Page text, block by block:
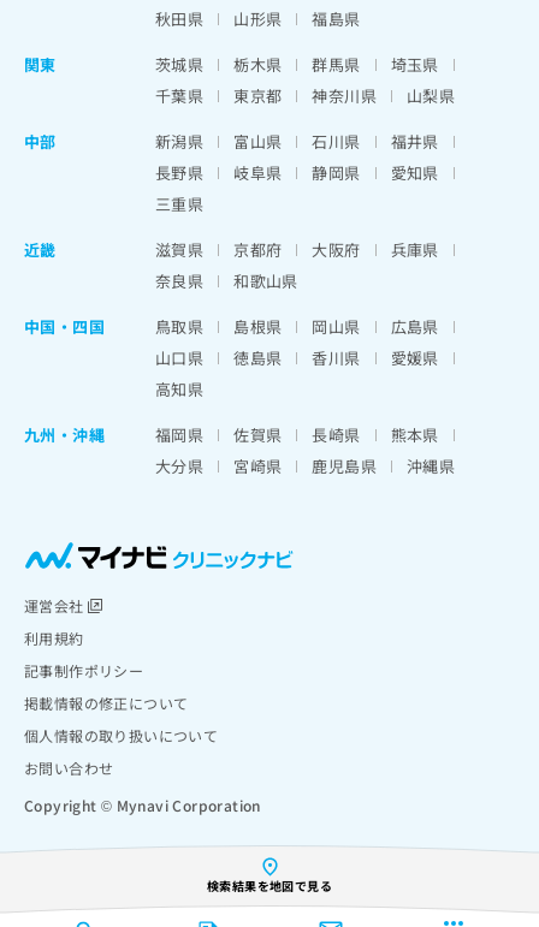
検索結果を地図で見る
秋田県
山形県
福島県
関東
茨城県 栃木県 群馬県
埼玉県
千葉県
東京都 神奈川県
山梨県
中部
新潟県 富山県 石川県
福井県
長野県
岐阜県 静岡県
愛知県
三重県
近畿
滋賀県 京都府 大阪府
兵庫県
奈良県
和歌山県
中国・四国
鳥取県 島根県 岡山県
広島県
山口県
徳島県 香川県
愛媛県
高知県
九州・沖縄
福岡県 佐賀県 長崎県
熊本県
大分県
宮崎県 鹿児島県 沖縄県
運営会社
利用規約
記事制作ポリシー
掲載情報の修正について
個人情報の取り扱いについて
お問い合わせ
Copyright © Mynavi Corporation